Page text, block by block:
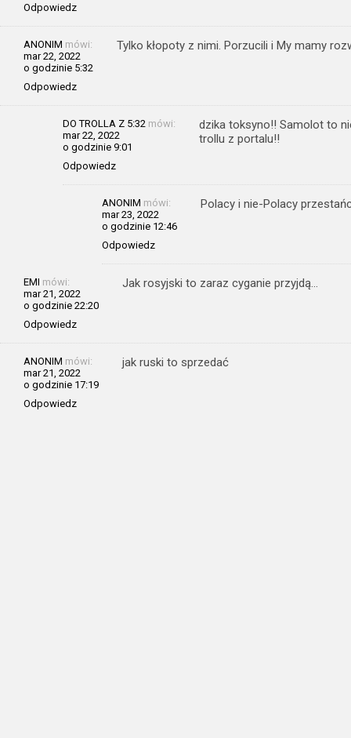
Odpowiedz
ANONIM mówi:
mar 22, 2022
o godzinie 5:32
Odpowiedz
Tylko kłopoty z nimi. Porzucili i My mamy
DO TROLLA Z 5:32 mówi:
mar 22, 2022
o godzinie 9:01
Odpowiedz
dzika toksyno!! Samolot to
trollu z portalu!!
ANONIM mówi:
mar 23, 2022
o godzinie 12:46
Odpowiedz
Polacy i nie-Polacy
EMI mówi:
mar 21, 2022
o godzinie 22:20
Odpowiedz
Jak rosyjski to zaraz cyganie przyjdą…
ANONIM mówi:
mar 21, 2022
o godzinie 17:19
Odpowiedz
jak ruski to sprzedać